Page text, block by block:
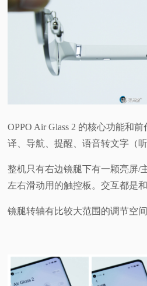
OPPO Air Glass 2 的核心功能和
译、导航、提醒、语音转文字（
整机只有右边镜腿下有一颗亮屏/
左右滑动用的触控板。交互都是
镜腿转轴有比较大范围的调节空